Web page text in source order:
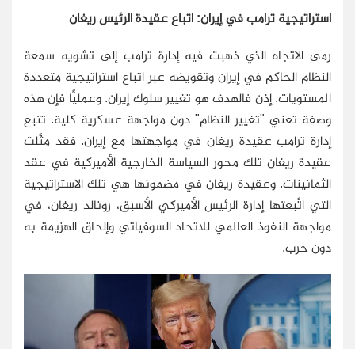
استراتيجية ترامب في إيران: اتباع عقيدة الرئيس ريغان
رمى الاتجاه الذي ذهبت فيه إدارة ترامب إلى تشويه سمعة
النظام الحاكم في إيران وتقويضه عبر اتباع استراتيجية متعددة
المستويات. إذن فالهدف هو تغيير سلوك إيران. وعمليًّا فإن هذه
وصفة تعني "تغيير النظام" دون مواجهة عسكرية كلية. تتبع
إدارة ترامب عقيدة ريغان في مواجهتها مع إيران. فقد مثَّلت
عقيدة ريغان تلك محور السياسة الخارجية الأميركية في عقد
الثمانينات. وعقيدة ريغان في مضمونها هي تلك الاستراتيجية
التي اتَّبعتها إدارة الرئيس الأميركي الأسبق، رونالد ريغان، في
مواجهة النفوذ العالمي للاتحاد السوفياتي وإلحاق الهزيمة به
دون حرب.